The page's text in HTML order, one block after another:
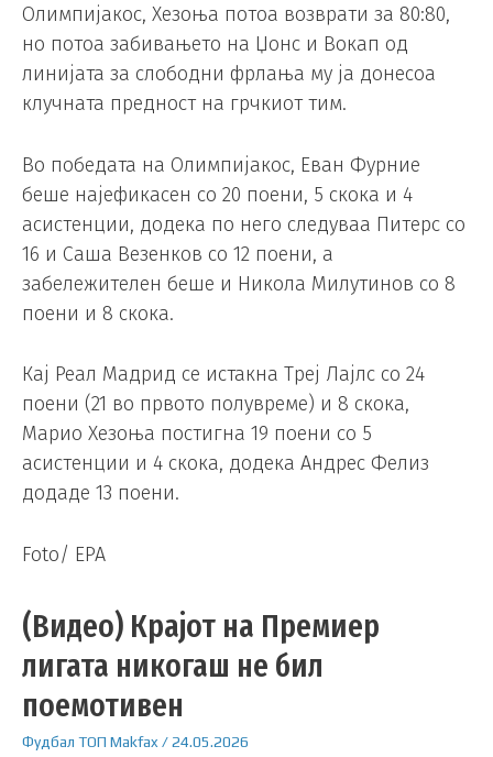
Олимпијакос, Хезоња потоа возврати за 80:80,
но потоа забивањето на Џонс и Вокап од
линијата за слободни фрлања му ја донесоа
клучната предност на грчкиот тим.
Во победата на Олимпијакос, Еван Фурние
беше најефикасен со 20 поени, 5 скока и 4
асистенции, додека по него следуваа Питерс со
16 и Саша Везенков со 12 поени, а
забележителен беше и Никола Милутинов со 8
поени и 8 скока.
Кај Реал Мадрид се истакна Треј Лајлс со 24
поени (21 во првото полувреме) и 8 скока,
Марио Хезоња постигна 19 поени со 5
асистенции и 4 скока, додека Андрес Фелиз
додаде 13 поени.
Foto/ EPA
(Видео) Крајот на Премиер
лигата никогаш не бил
поемотивен
Фудбал ТОП Makfax /24.05.2026